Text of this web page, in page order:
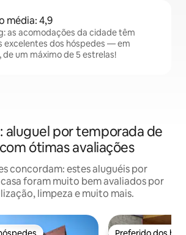
média: 4,9
as acomodações da cidade têm
excelentes dos hóspedes — em
de um máximo de 5 estrelas!
aluguel por temporada de
ótimas avaliações
concordam: estes aluguéis por
foram muito bem avaliados por
limpeza e muito mais.